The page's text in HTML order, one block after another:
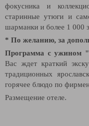
фокусника и
старинные утюги и
шарманки и более 1 000
* По желанию, за
Программа с ужином
Вас ждет краткий
традиционных
горячее блюдо по
Размещение отеле.